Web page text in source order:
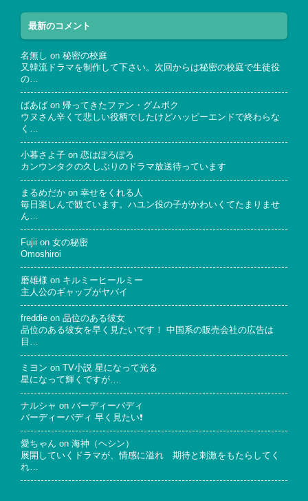
最新のコメント
名無し on 秘密の校庭
又韓流ドラマを制作して下さい。次回からは秘密の校庭で生徒役
の…
ばあば on 帰ってきたファン・グムボク
ウヌさん辛くて悲しい役柄でしたけどハッピーエンドで終わらな
く…
小暮さよ子 on 恋はぽろぽろ
カンウンタクの久しぶりのドラマ放送待っています
まるめだか on 幸せをくれる人
毎日楽しんで観ています。ハユン役の子がかわいくてたまりませ
ん…
Fujii on 女の秘密
Omoshiroi
磨雄様 on キルミーヒールミー
主人公のギャップがヤバイ
freddie on 品位のある彼女
品位のある彼女を早く見たいです！ 中国系の販売会社の広告は
目…
ミヨン on
TV小説 星になって光る
星になって輝くですが…
ナルシャ on バーディーバディ
バーディーバディ 早く見たい❗
愛ちゃん on 海神（ヘシン）
展開していくドラマが、情感に溢れ 期待と刺激をもたらしてく
れ…